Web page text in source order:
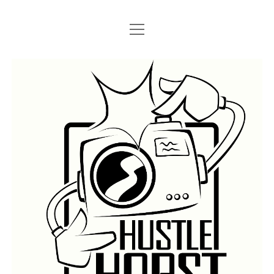
STARTSEITE
BERLIN GRAFFITI
Menü
öffnen
BERLIN BOMBINGS
BERLIN SUBWAY
BERLIN S-BAHN
TRAINS
LEGAL WALLS
HOTTER FRAGT…
ROSTOCK
REGIO
GÜTER
ATHENS GRAFFITI Menü
öffnen
ATHENS TRAINS
Menü
öffnen
Hustlehorst